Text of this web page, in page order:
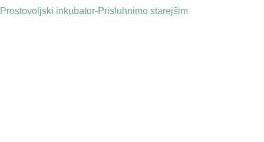
Prostovoljski inkubator-Prisluhnimo starejšim